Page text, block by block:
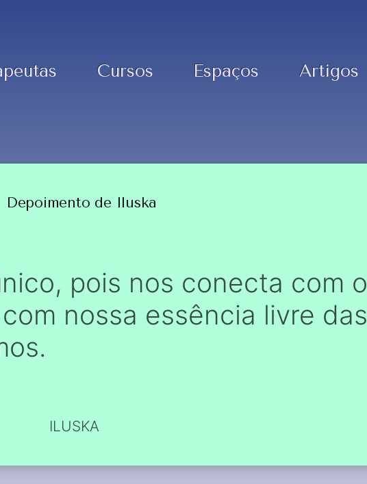
Cursos Espaços Artigos
Depoimento de Iluska
pois nos conecta com o
nossa essência livre das
ILUSKA